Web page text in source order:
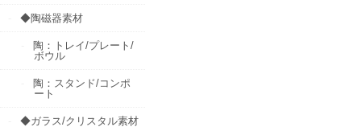
◆陶磁器素材
陶：トレイ/プレート/
ボウル
陶：スタンド/コンポ
ート
◆ガラス/クリスタル素材